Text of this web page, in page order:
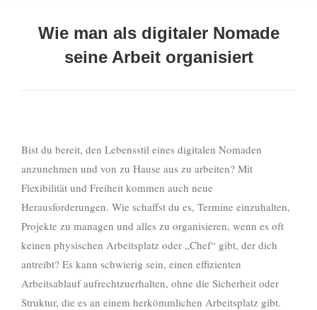
Wie man als digitaler Nomade
seine Arbeit organisiert
Bist du bereit, den Lebensstil eines digitalen Nomaden
anzunehmen und von zu Hause aus zu arbeiten? Mit
Flexibilität und Freiheit kommen auch neue
Herausforderungen. Wie schaffst du es, Termine einzuhalten,
Projekte zu managen und alles zu organisieren, wenn es oft
keinen physischen Arbeitsplatz oder „Chef“ gibt, der dich
antreibt? Es kann schwierig sein, einen effizienten
Arbeitsablauf aufrechtzuerhalten, ohne die Sicherheit oder
Struktur, die es an einem herkömmlichen Arbeitsplatz gibt.